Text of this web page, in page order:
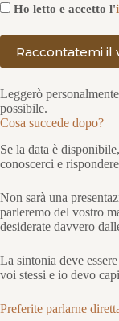
Ho letto e accetto l'
Leggerò
possibile.
Cosa succede dopo?
Se la data è
conoscerci e
Non sarà una
parleremo del vostro
desiderate davvero
La sintonia deve
voi stessi e io devo
Preferite parlarne